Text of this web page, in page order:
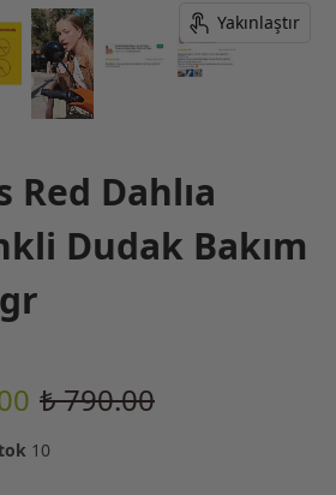
Yakınlaştır
Red Dahlıa
Dudak Bakım
₺ 790.00
10